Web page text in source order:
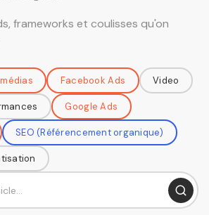
Facebook Ads Video
Google Ads
SEO (Référencement organique)